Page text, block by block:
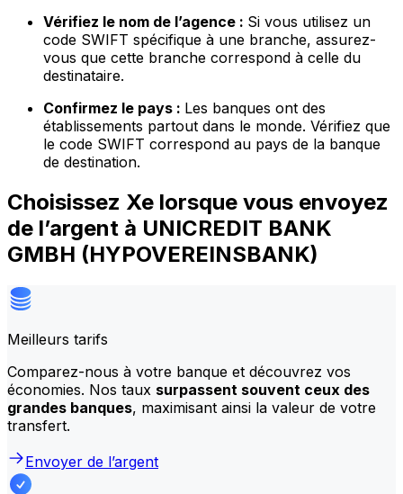
Vérifiez le nom de l’agence : Si vous utilisez un
code SWIFT spécifique à une branche, assurez-
vous que cette branche correspond à celle du
destinataire.
Confirmez le pays : Les banques ont des
établissements partout dans le monde. Vérifiez que
le code SWIFT correspond au pays de la banque
de destination.
Choisissez Xe lorsque vous envoyez
de l’argent à UNICREDIT BANK
GMBH (HYPOVEREINSBANK)
Meilleurs tarifs
Comparez-nous à votre banque et découvrez vos
économies. Nos taux surpassent souvent ceux des
grandes banques, maximisant ainsi la valeur de votre
transfert.
Envoyer de l’argent